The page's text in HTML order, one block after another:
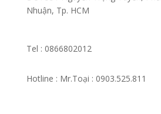
Nhuận, Tp. HCM
Tel : 0866802012
Hotline : Mr.Toại : 0903.525.811